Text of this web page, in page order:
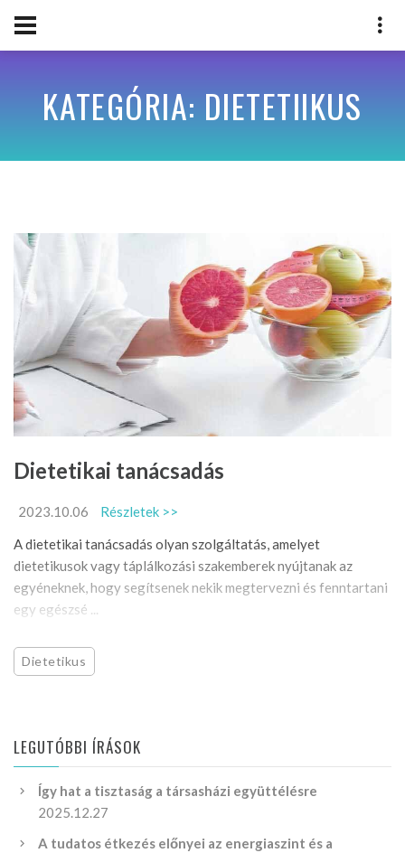
KATEGÓRIA: DIETETIIKUS
Dietetikai tanácsadás
2023.10.06
Részletek >>
A dietetikai tanácsadás olyan szolgáltatás, amelyet
dietetikusok vagy táplálkozási szakemberek nyújtanak az
egyéneknek, hogy segítsenek nekik megtervezni és fenntartani
egy egészsé ...
Dietetikus
LEGUTÓBBI ÍRÁSOK
Így hat a tisztaság a társasházi együttélésre
2025.12.27
A tudatos étkezés előnyei az energiaszint és a